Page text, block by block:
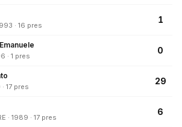
· 16 pres
1
· 1 pres
0
17 pres
29
· 1989 · 17 pres
6